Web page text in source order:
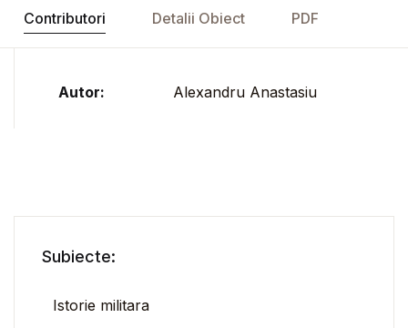
Contributori Detalii Obiect PDF
Autor: Alexandru Anastasiu
Subiecte:
Istorie militara